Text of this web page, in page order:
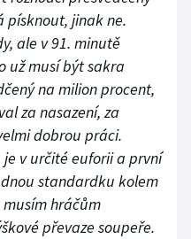
písknout, jinak ne.
ale v 91. minutě
už musí být sakra
na milion procent,
za nasazení, za
dobrou práci.
v určité euforii a první
standardku kolem
hráčům
převaze soupeře.